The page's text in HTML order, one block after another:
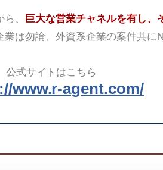
、 巨大な営業チャネルを有し、
は勿論、外資系企業の案件共に
公式サイトはこちら
www.r-agent.com/